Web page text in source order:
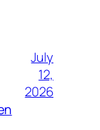
July
12,
2026